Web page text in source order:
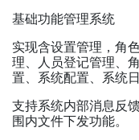
基础功能管理系统
实现含设置管理，角
理、人员登记管理、
置、系统配置、系统
支持系统内部消息反
围内文件下发功能。